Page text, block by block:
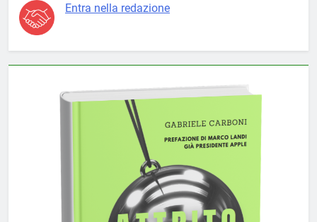
Entra nella redazione